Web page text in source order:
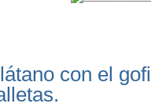
con el